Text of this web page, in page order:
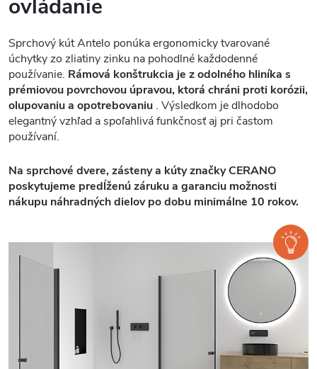
ovládanie
Sprchový kút Antelo ponúka ergonomicky tvarované
úchytky zo zliatiny zinku na pohodlné každodenné
používanie. Rámová konštrukcia je z odolného hliníka s
prémiovou povrchovou úpravou, ktorá chráni proti korózii,
olupovaniu a opotrebovaniu . Výsledkom je dlhodobo
elegantný vzhľad a spoľahlivá funkčnosť aj pri častom
používaní.
Na sprchové dvere, zásteny a kúty značky CERANO
poskytujeme predĺženú záruku a garanciu možnosti
nákupu náhradných dielov po dobu minimálne 10 rokov.